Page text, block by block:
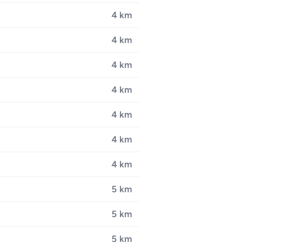
4 km
4 km
4 km
4 km
4 km
4 km
4 km
5 km
5 km
5 km